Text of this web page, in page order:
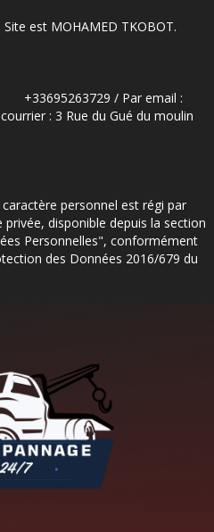
est MOHAMED TKOBOT.
+33695263729 / Par email :
: 3 Rue du Gué du moulin
personnel est régi par
disponible depuis la section
Personnelles", conformément
des Données 2016/679 du